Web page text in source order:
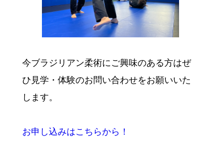
今ブラジリアン柔術にご興味のある方はぜ
ひ見学・体験のお問い合わせをお願いいた
します。
お申し込みはこちらから！